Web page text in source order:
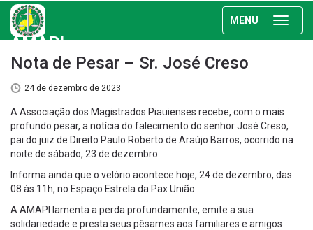
MENU
AMAPI
Nota de Pesar – Sr. José Creso
24 de dezembro de 2023
A Associação dos Magistrados Piauienses recebe, com o mais
profundo pesar, a notícia do falecimento do senhor José Creso,
pai do juiz de Direito Paulo Roberto de Araújo Barros, ocorrido na
noite de sábado, 23 de dezembro.
Informa ainda que o velório acontece hoje, 24 de dezembro, das
08 às 11h, no Espaço Estrela da Pax União.
A AMAPI lamenta a perda profundamente, emite a sua
solidariedade e presta seus pêsames aos familiares e amigos